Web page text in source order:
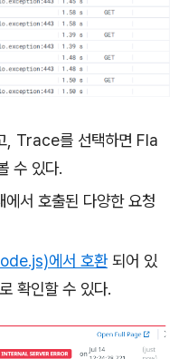
, Trace를 선택하면 Fla
수 있다.
서 호출된 다양한 요청
에서 호환되어 있
확인할 수 있다.